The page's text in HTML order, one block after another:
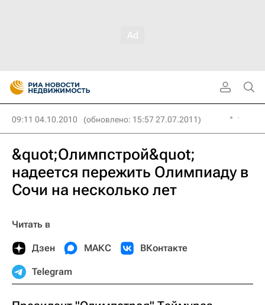
09:11 04.10.2010 (обновлено: 15:57 27.07.2011)
&quot;Олимпстрой&quot;
надеется пережить Олимпиаду в
Сочи на несколько лет
Читать в
Дзен МАКС ВКонтакте
Telegram